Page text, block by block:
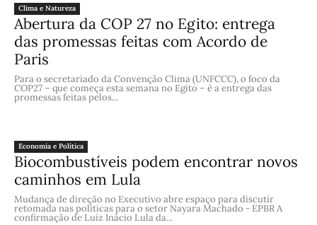
Clima e Natureza
Abertura da COP 27 no Egito: entrega
das promessas feitas com Acordo de
Paris
Para o secretariado da Convenção Clima (UNFCCC), o foco da
COP27 – que começa esta semana no Egito – é a entrega das
promessas feitas pelos...
Economia e Política
Biocombustíveis podem encontrar novos
caminhos em Lula
Mudança de direção no Executivo abre espaço para discutir
retomada nas políticas para o setor Nayara Machado - EPBR A
confirmação de Luiz Inácio Lula da...